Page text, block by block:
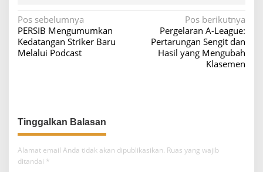
N
a
v
s
i
p
o
Pos sebelumnya
PERSIB Mengumumkan
Kedatangan Striker Baru
Melalui Podcast
Pos berikutnya
Pergelaran A-League:
Pertarungan Sengit dan
Hasil yang Mengubah
Klasemen
Tinggalkan Balasan
Alamat email Anda tidak akan dipublikasikan. Ruas yang wajib
ditandai *